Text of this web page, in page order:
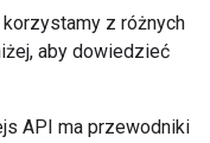
z różnych
aby dowiedzieć
API ma przewodniki